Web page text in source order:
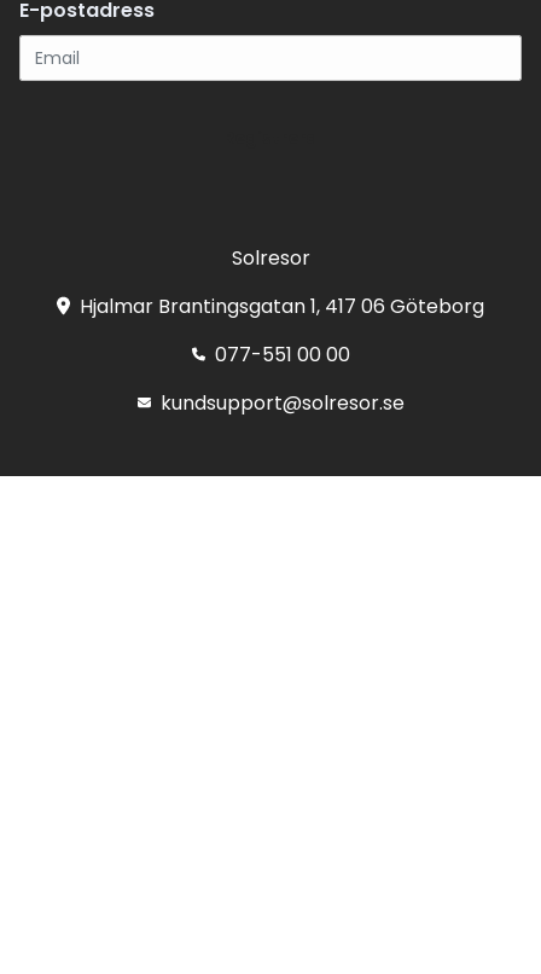
E-postadress
Solresor
Hjalmar Brantingsgatan 1, 417 06 Göteborg
077-551 00 00
kundsupport@solresor.se